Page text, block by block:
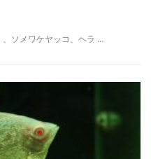
ソメワケヤッコ、ヘラ …